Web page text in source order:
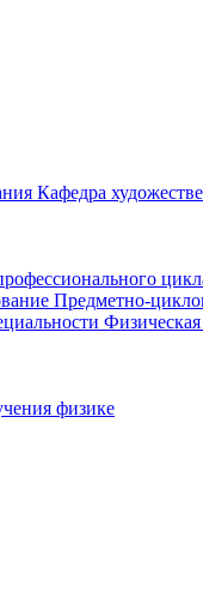
Кафедра
Предметно-
Физическая
физике